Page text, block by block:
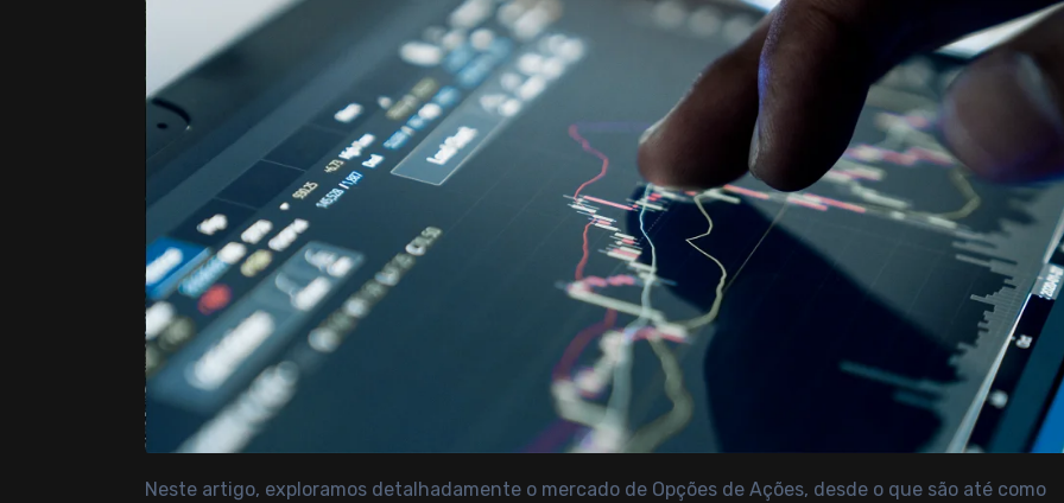
Neste artigo, exploramos detalhadamente o mercado de Opções de Ações, desde o que são até como